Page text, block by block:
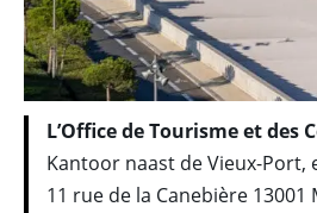
L’Office de Tourisme et des
Kantoor naast de Vieux-Port,
11 rue de la Canebière 13001